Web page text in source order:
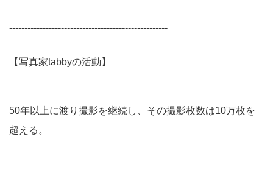
----------------------------------------------------
【写真家tabbyの活動】
50年以上に渡り撮影を継続し、その撮影枚数は10万枚を
超える。